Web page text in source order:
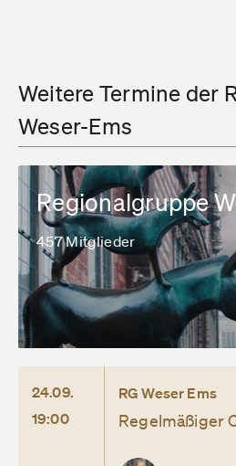
Weitere Termine der
Weser-Ems
Regionalgruppe
457 Mitglieder
24.09.
19:00
RG Weser Ems
Regelmäßiger